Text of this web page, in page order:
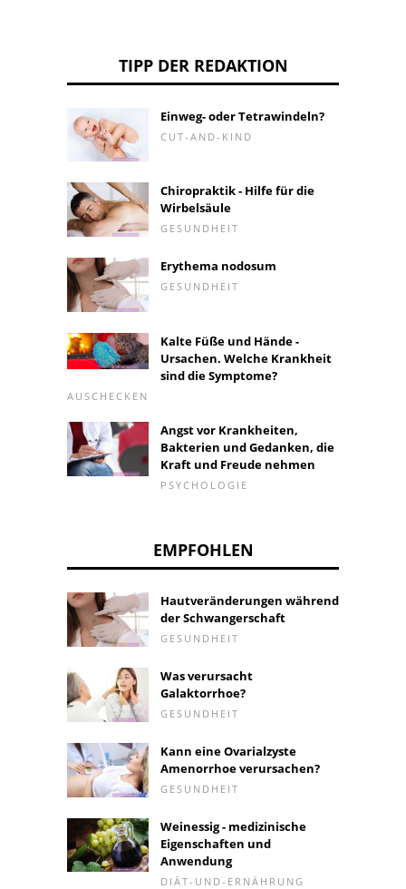
TIPP DER REDAKTION
Einweg- oder Tetrawindeln?
CUT-AND-KIND
Chiropraktik - Hilfe für die
Wirbelsäule
GESUNDHEIT
Erythema nodosum
GESUNDHEIT
Kalte Füße und Hände -
Ursachen. Welche Krankheit
sind die Symptome?
AUSCHECKEN
Angst vor Krankheiten,
Bakterien und Gedanken, die
Kraft und Freude nehmen
PSYCHOLOGIE
EMPFOHLEN
Hautveränderungen während
der Schwangerschaft
GESUNDHEIT
Was verursacht
Galaktorrhoe?
GESUNDHEIT
Kann eine Ovarialzyste
Amenorrhoe verursachen?
GESUNDHEIT
Weinessig - medizinische
Eigenschaften und
Anwendung
DIÄT-UND-ERNÄHRUNG